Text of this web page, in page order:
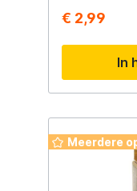
weerhaak
hebben een
€ 2,99
In
Meerdere